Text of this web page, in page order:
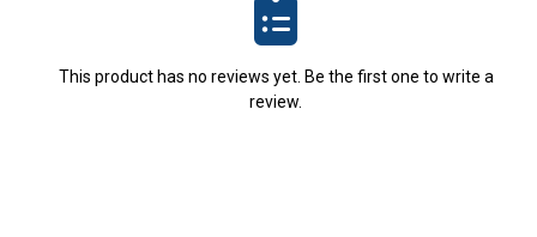
This product has no reviews yet. Be the first one to write a
review.